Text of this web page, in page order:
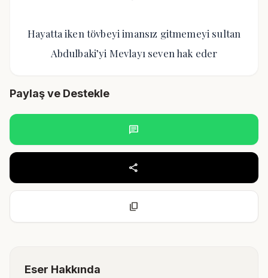
Hayatta iken tövbeyi imansız gitmemeyi sultan
Abdulbaki’yi Mevlayı seven hak eder
Paylaş ve Destekle
chat
share
content_copy
Eser Hakkında